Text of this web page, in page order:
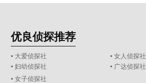
优良侦探推荐
▪ 大爱侦探社
▪ 女人侦探社
▪ 妇幼侦探社
▪ 广达侦探社
▪ 女子侦探社